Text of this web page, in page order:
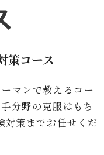
策コース
マンで教えるコー
分野の克服はもち
対策までお任せくだ